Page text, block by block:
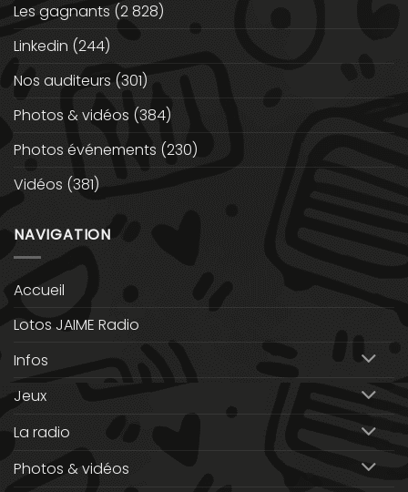
Les gagnants (2 828)
Linkedin (244)
Nos auditeurs (301)
Photos & vidéos (384)
Photos événements (230)
Vidéos (381)
NAVIGATION
Accueil
Lotos JAIME Radio
Infos
Jeux
La radio
Photos & vidéos